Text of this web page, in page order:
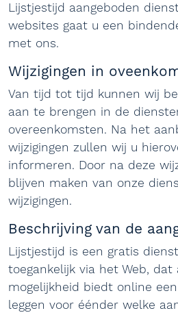
Lijstjestijd aangeboden
websites gaat u een
met ons.
Wijzigingen in
Van tijd tot tijd kunnen wij
aan te brengen in de
overeenkomsten. Na het
wijzigingen zullen wij u
informeren. Door na deze
blijven maken van onze
wijzigingen.
Beschrijving van de
Lijstjestijd is een gratis
toegankelijk via het Web,
mogelijkheid biedt online
leggen voor éénder welke